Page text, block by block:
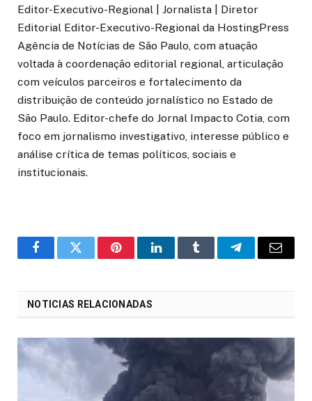
Editor-Executivo-Regional | Jornalista | Diretor
Editorial Editor-Executivo-Regional da HostingPress
Agência de Notícias de São Paulo, com atuação
voltada à coordenação editorial regional, articulação
com veículos parceiros e fortalecimento da
distribuição de conteúdo jornalístico no Estado de
São Paulo. Editor-chefe do Jornal Impacto Cotia, com
foco em jornalismo investigativo, interesse público e
análise crítica de temas políticos, sociais e
institucionais.
o
Twitter PinterestLinkedInTumblr Telegrama
E-
NOTICIAS RELACIONADAS